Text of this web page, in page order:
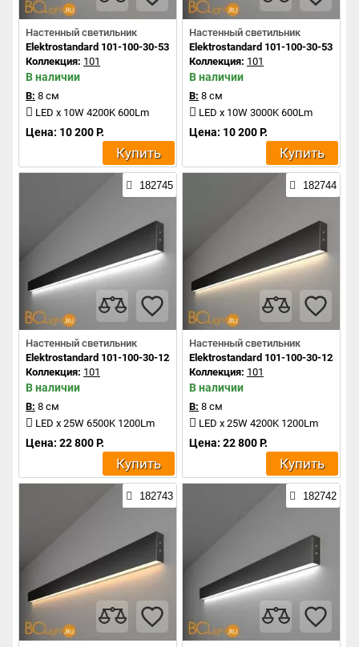
Настенный светильник
Elektrostandard 101-100-30-53 a042937
Коллекция: 101
В наличии
В: 8 см
LED x 10W 4200K 600Lm
Цена: 10 200 Р.
Купить
Настенный светильник
Elektrostandard 101-100-30-53
Коллекция: 101
В наличии
В: 8 см
LED x 10W 3000K 600Lm
Цена: 10 200 Р.
Купить
182745
Настенный светильник
Elektrostandard 101-100-30-128 a042935
Коллекция: 101
В наличии
В: 8 см
LED x 25W 6500K 1200Lm
Цена: 22 800 Р.
Купить
182744
Настенный светильник
Elektrostandard 101-100-30-128
Коллекция: 101
В наличии
В: 8 см
LED x 25W 4200K 1200Lm
Цена: 22 800 Р.
Купить
182743 182742